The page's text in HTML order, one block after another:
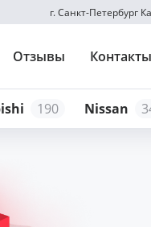
г. Санкт-Петербург
Отзывы Контакты
190 Nissan